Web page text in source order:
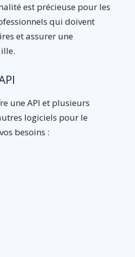
est précieuse pour les
qui doivent
et assurer une
une API et plusieurs
logiciels pour le
besoins :